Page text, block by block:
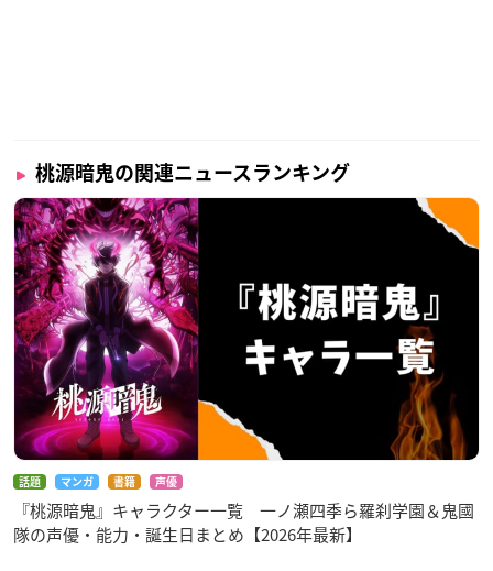
桃源暗鬼の関連ニュースランキング
話題 マンガ 書籍 声優
『桃源暗鬼』キャラクター一覧 一ノ瀬四季ら羅刹学園＆鬼國
隊の声優・能力・誕生日まとめ【2026年最新】